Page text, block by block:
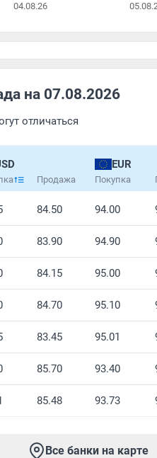
на 07.08.2026
отличаться
Продажа
EUR
Покупка
84.50 94.00
83.90 94.90
84.15 95.00
84.70 95.10
83.45 95.01
85.70 93.40
85.48 93.73
Все банки на карте